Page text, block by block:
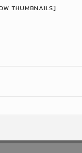
THUMBNAILS]